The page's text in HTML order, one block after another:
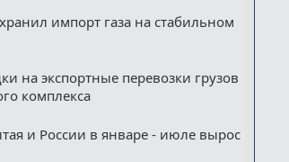
импорт газа на стабильном
на экспортные перевозки грузов
комплекса
и России в январе - июле вырос